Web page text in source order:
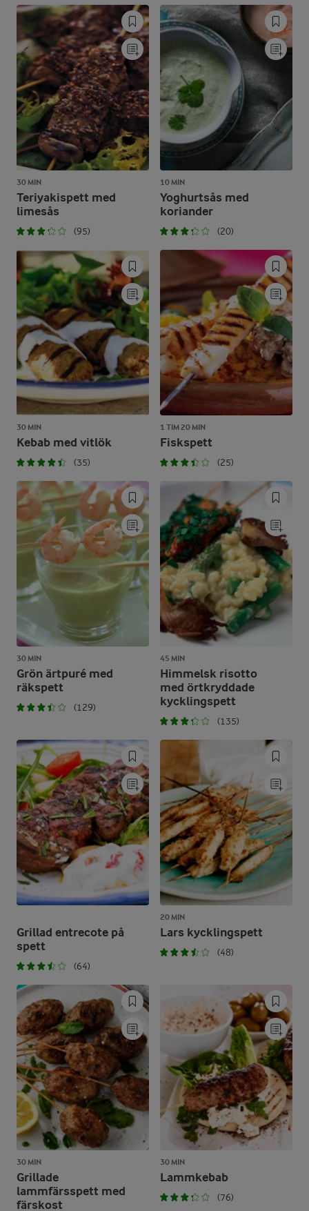
30 MIN
Teriyakispett med
limesås
(95)
10 MIN
Yoghurtsås med
koriander
(20)
30 MIN
Kebab med vitlök
(35)
1 TIM 20 MIN
Fiskspett
(25)
30 MIN
Grön ärtpuré med
räkspett
(129)
45 MIN
Himmelsk risotto
med örtkryddade
kycklingspett
(135)
Grillad entrecote på
spett
(64)
20 MIN
Lars kycklingspett
(48)
30 MIN
Grillade
lammfärsspett med
färskost
30 MIN
Lammkebab
(76)